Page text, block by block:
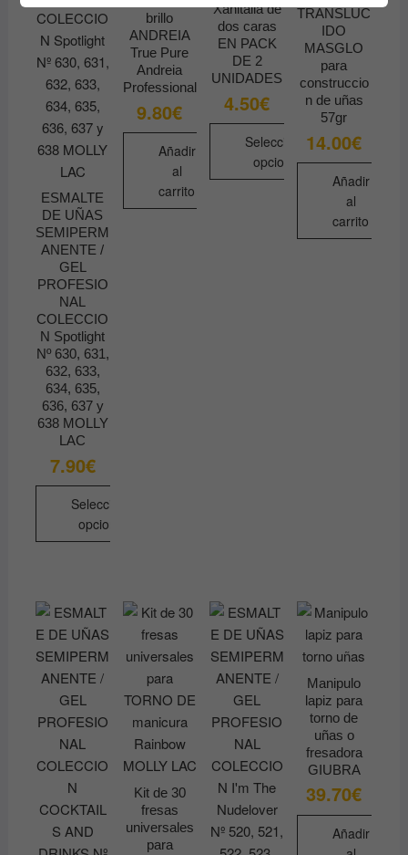
en
la
página
de
producto
ESMALTE
DE UÑAS
SEMIPERM
ANENTE /
GEL
PROFESIO
NAL
COLECCIO
N Spotlight
Nº 630, 631,
632, 633,
634, 635,
636, 637 y
638 MOLLY
LAC
7.90€
Seleccionar
opciones
múltiples
variantes.
Las
opciones
se
pueden
elegir
en
la
página
de
brillo
ANDREIA
True Pure
Andreia
Professional
9.80€
Añadir
al
carrito
Xanitalia de
dos caras
EN PACK
DE 2
UNIDADES
4.50€
Seleccionar
opciones
TRANSLUC
IDO
MASGLO
para
construccio
n de uñas
57gr
14.00€
Añadir
al
carrito
Kit de 30
fresas
universales
para
Manipulo
lapiz para
torno de
uñas o
fresadora
GIUBRA
39.70€
Añadir